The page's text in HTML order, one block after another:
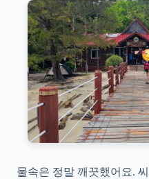
물속은 정말 깨끗했어요.